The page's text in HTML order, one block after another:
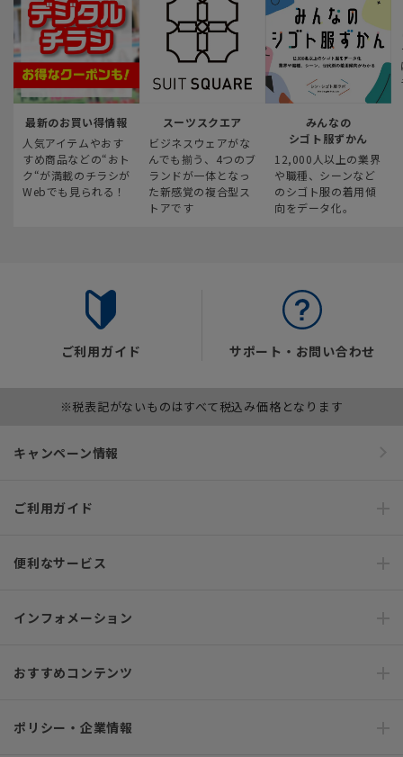
最新のお買い得情報
人気アイテムやおす
すめ商品などの“おト
ク“が満載のチラシが
Webでも見られる！
スーツスクエア
ビジネスウェアがな
んでも揃う、4つのブ
ランドが一体となっ
た新感覚の複合型ス
トアです
みんなの
シゴト服ずかん
12,000人以上の業界
や職種、シーンなど
のシゴト服の着用傾
向をデータ化。
ご利用ガイド サポート・お問い合わせ
※税表記がないものはすべて税込み価格となります
キャンペーン情報
ご利用ガイド
便利なサービス
インフォメーション
おすすめコンテンツ
ポリシー・企業情報